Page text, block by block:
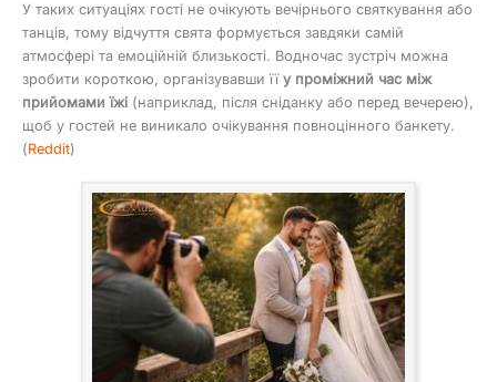
У таких ситуаціях гості не очікують вечірнього святкування або
танців, тому відчуття свята формується завдяки самій
атмосфері та емоційній близькості. Водночас зустріч можна
зробити короткою, організувавши її у проміжний час між
прийомами їжі (наприклад, після сніданку або перед вечерею),
щоб у гостей не виникало очікування повноцінного банкету.
(Reddit)